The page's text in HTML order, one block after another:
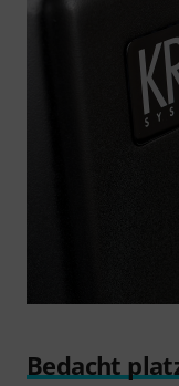
Bedacht